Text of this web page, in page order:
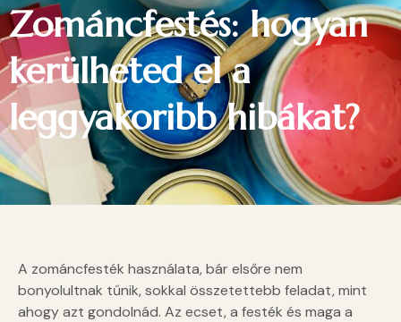
Zománcfestés: hogyan
kerülheted el a
leggyakoribb hibákat?
A zománcfesték használata, bár elsőre nem
bonyolultnak tűnik, sokkal összetettebb feladat, mint
ahogy azt gondolnád. Az ecset, a festék és maga a